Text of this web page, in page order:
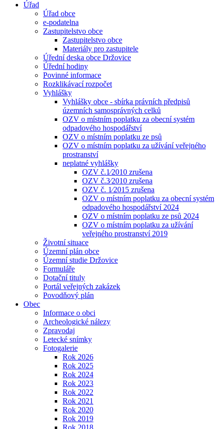
Úřad
Úřad obce
e-podatelna
Zastupitelstvo obce
Zastupitelstvo obce
Materiály pro zastupitele
Úřední deska obce Držovice
Úřední hodiny
Povinné informace
Rozklikávací rozpočet
Vyhlášky
Vyhlášky obce - sbírka právních předpisů
územních samosprávných celků
OZV o místním poplatku za obecní systém
odpadového hospodářství
OZV o místním poplatku ze psů
OZV o místním poplatku za užívání veřejného
prostranství
neplatné vyhlášky
OZV č.1⁄2010 zrušena
OZV č.3⁄2010 zrušena
OZV č. 1⁄2015 zrušena
OZV o místním poplatku za obecní systém
odpadového hospodářství 2024
OZV o místním poplatku ze psů 2024
OZV o místním poplatku za užívání
veřejného prostranství 2019
Životní situace
Územní plán obce
Územní studie Držovice
Formuláře
Dotační tituly
Portál veřejných zakázek
Povodňový plán
Obec
Informace o obci
Archeologické nálezy
Zpravodaj
Letecké snímky
Fotogalerie
Rok 2026
Rok 2025
Rok 2024
Rok 2023
Rok 2022
Rok 2021
Rok 2020
Rok 2019
Rok 2018